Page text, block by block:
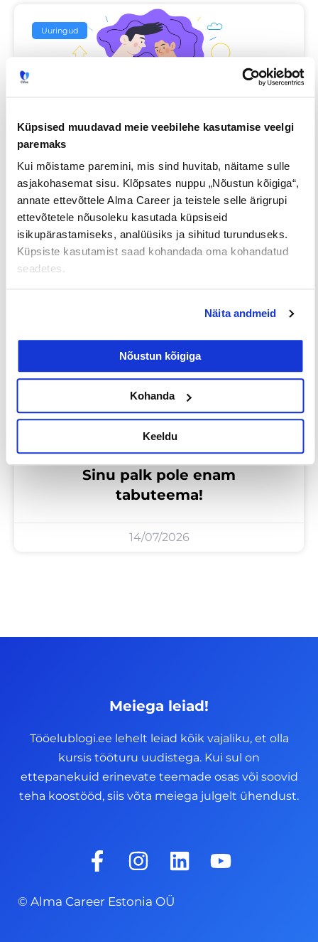
Küpsised muudavad meie veebilehe kasutamise veelgi
paremaks
Kui mõistame paremini, mis sind huvitab, näitame sulle
asjakohasemat sisu. Klõpsates nuppu „Nõustun kõigiga“,
annate ettevõttele Alma Career ja teistele selle ärigrupi
ettevõtetele nõusoleku kasutada küpsiseid
isikupärastamiseks, analüüsiks ja sihitud turunduseks.
Küpsiste kasutamist saad kohandada oma kohandatud
seadetes.
Näita andmeid
Nõustun kõigiga
Kohanda
Keeldu
Uuringud
Iga neljas eestlane on käinud
tööintervjuul ilma tegeliku
vahetuskavatsuseta
Sinu palk pole enam
tabuteema!
14/07/2026
Meiega leiad!
Tööelublogi.ee lehelt leiad kõik vajaliku, et olla
kursis tööturu uudistega. Kui sul on
ettepanekuid erinevate teemade osas või soovid
teha koostööd, siis võta meiega julgelt ühendust.
F
a
e
I
n
s
t
L
i
Y
o
© Alma Career Estonia OÜ